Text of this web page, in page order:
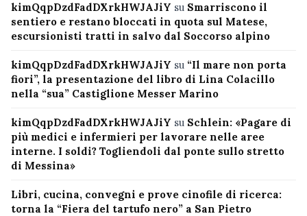
kimQqpDzdFadDXrkHWJAJiY su Smarriscono il
sentiero e restano bloccati in quota sul Matese,
escursionisti tratti in salvo dal Soccorso alpino
kimQqpDzdFadDXrkHWJAJiY su “Il mare non porta
fiori”, la presentazione del libro di Lina Colacillo
nella “sua” Castiglione Messer Marino
kimQqpDzdFadDXrkHWJAJiY su Schlein: «Pagare di
più medici e infermieri per lavorare nelle aree
interne. I soldi? Togliendoli dal ponte sullo stretto
di Messina»
Libri, cucina, convegni e prove cinofile di ricerca:
torna la “Fiera del tartufo nero” a San Pietro